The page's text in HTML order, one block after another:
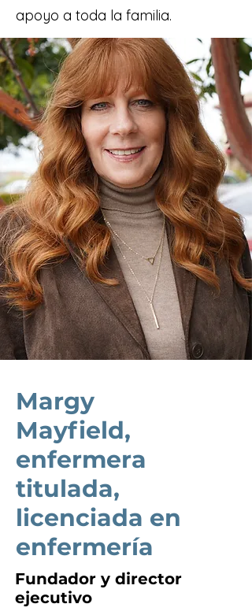
apoyo a toda la familia.
Margy
Mayfield,
enfermera
titulada,
licenciada en
enfermería
Fundador y director
ejecutivo